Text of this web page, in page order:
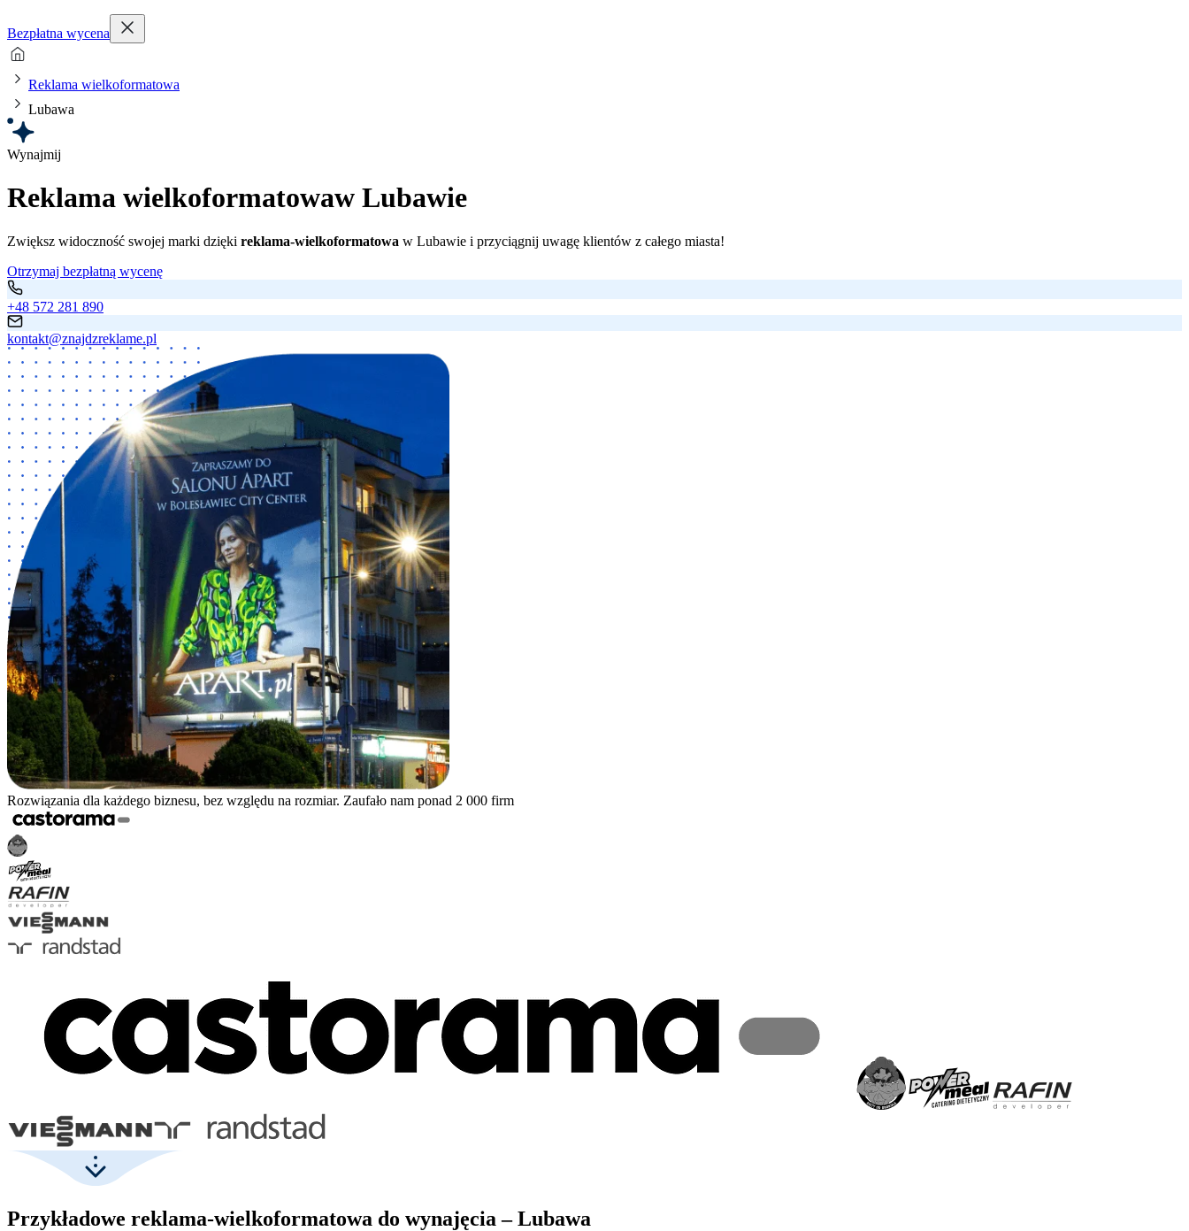
Bezpłatna wycena
Reklama wielkoformatowa
Lubawa
Wynajmij
Reklama wielkoformatowaw Lubawie
Zwiększ widoczność swojej marki dzięki reklama-wielkoformatowa w Lubawie i przyciągnij uwagę klientów z całego miasta!
Otrzymaj bezpłatną wycenę
+48 572 281 890
kontakt@znajdzreklame.pl
Rozwiązania dla każdego biznesu, bez względu na rozmiar. Zaufało nam ponad 2 000 firm
Przykładowe reklama-wielkoformatowa do wynajęcia – Lubawa